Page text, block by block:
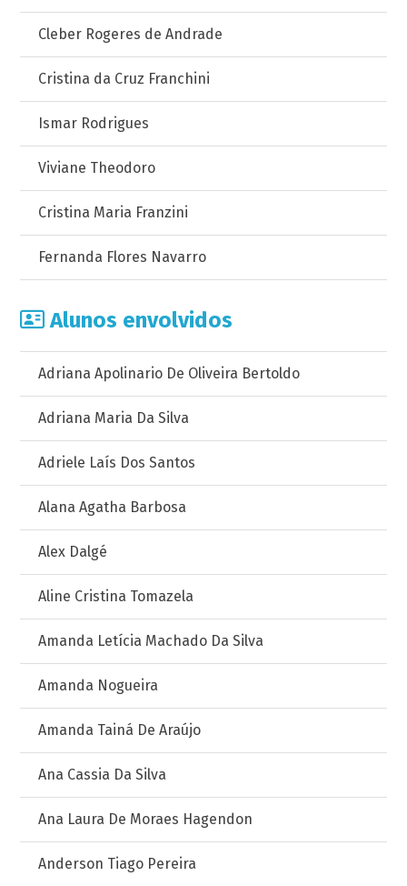
Cleber Rogeres de Andrade
Cristina da Cruz Franchini
Ismar Rodrigues
Viviane Theodoro
Cristina Maria Franzini
Fernanda Flores Navarro
Alunos envolvidos
Adriana Apolinario De Oliveira Bertoldo
Adriana Maria Da Silva
Adriele Laís Dos Santos
Alana Agatha Barbosa
Alex Dalgé
Aline Cristina Tomazela
Amanda Letícia Machado Da Silva
Amanda Nogueira
Amanda Tainá De Araújo
Ana Cassia Da Silva
Ana Laura De Moraes Hagendon
Anderson Tiago Pereira